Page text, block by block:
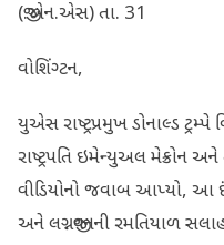
(જી.એન.એસ) તા. 31
વોશિંગ્ટન,
યુએસ રાષ્ટ્રપ્રમુખ ડોનાલ્ડ
રાષ્ટ્રપતિ ઇમેન્યુઅલ મેક્રોન
વીડિયોનો જવાબ આપ્યો, આ
અને લગ્નજીવનની રમતિયાળ